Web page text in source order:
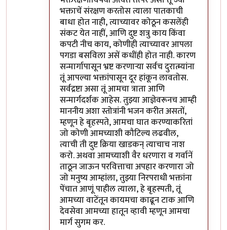
भक्ताचें संरक्षण करतोस त्याला पातकाची
बाधा होत नाही, त्याच्यावर कोठून कसलेंही
संकट येत नाहीं, आणि दुष्ट शत्रु काय किंवा
कपटी नीच काय, कोणीही त्याच्यावर आपला
पगडा बसविला असें कधींही होत नाही. कारण
सन्मार्गापासून भ्रष्ट करणार्‍या सर्वच दुरात्म्यांना
तूं आपल्या भक्तांपासून दूर हांकून लावतोस.
सर्वद्रष्टा असा तूं आमचा त्राता आणि
सन्मार्गदर्शक आहेस. तुझ्या आज्ञेवरूनच आम्ही
माननीय अशा स्तोत्रांनी भजन करीत असतों,
म्हणून हे बृहस्पते, आमचा घात करण्याकरितां
जो कोणी आमच्याशी कौटिल्य लढवील,
त्याची ती दुष्ट क्रिया खाडकन् त्याचाच नाश
करो. अथवा आमच्याशी वैर धरणारा व गर्वानें
ताठून जाऊन परवित्ताचा अपहार करणारा जो
जो मनुष्य आम्हांला, तुझ्या निरपराधी भक्तांना
पेंचात आणूं पाहील त्याला, हे बृहस्पती, तूं
आमच्या वाटेंतून कायमचा काढून टाक आणि
देवसेवा आमच्या हातून व्हावी म्हणून आमचा
मार्ग सुगम कर.